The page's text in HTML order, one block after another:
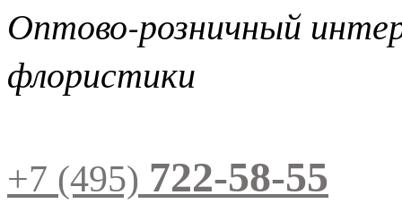
Оптово-розничный
флористики
+7 (495) 722-58-55